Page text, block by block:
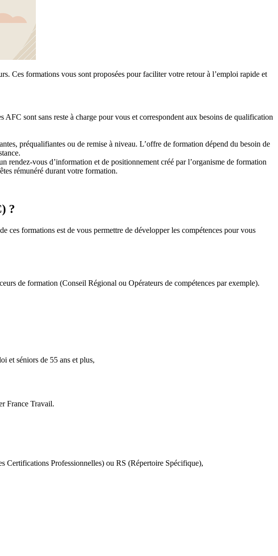
Ces formations vous sont proposées pour faciliter votre retour à l’emploi rapide et
AFC sont sans reste à charge pour vous et correspondent aux besoins de qualification
préqualifiantes ou de remise à niveau. L’offre de formation dépend du besoin de
rendez-vous d’information et de positionnement créé par l’organisme de formation
rémunéré durant votre formation.
?
ces formations est de vous permettre de développer les compétences pour vous
de formation (Conseil Régional ou Opérateurs de compétences par exemple).
et séniors de 55 ans et plus,
France Travail.
Certifications Professionnelles) ou RS (Répertoire Spécifique),